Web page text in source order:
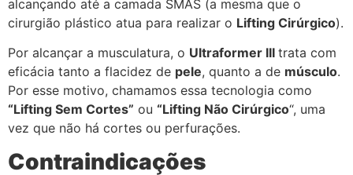
alcançando até a camada SMAS (a mesma que o
cirurgião plástico atua para realizar o Lifting Cirúrgico).
Por alcançar a musculatura, o Ultraformer III trata com
eficácia tanto a flacidez de pele, quanto a de músculo.
Por esse motivo, chamamos essa tecnologia como
“Lifting Sem Cortes” ou “Lifting Não Cirúrgico“, uma
vez que não há cortes ou perfurações.
Contraindicações